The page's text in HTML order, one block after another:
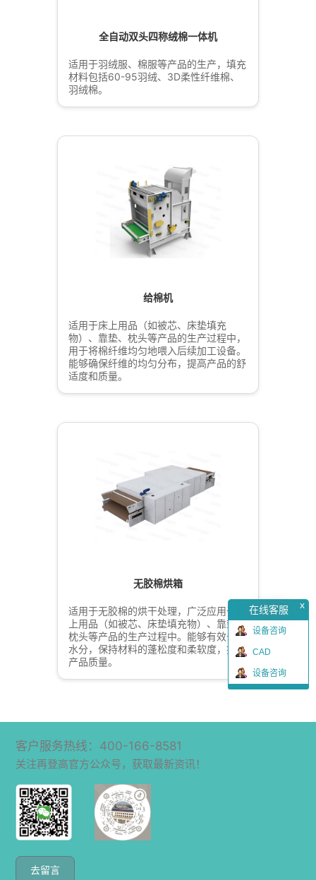
在线客服 x
设备咨询
CAD
设备咨询
全自动双头四称绒棉一体机
适用于羽绒服、棉服等产品的生产，填充
材料包括60-95羽绒、3D柔性纤维棉、
羽绒棉。
给棉机
适用于床上用品（如被芯、床垫填充
物）、靠垫、枕头等产品的生产过程中，
用于将棉纤维均匀地喂入后续加工设备。
能够确保纤维的均匀分布，提高产品的舒
适度和质量。
无胶棉烘箱
适用于无胶棉的烘干处理，广泛应用于床
上用品（如被芯、床垫填充物）、靠垫、
枕头等产品的生产过程中。能够有效去除
水分，保持材料的蓬松度和柔软度，提升
产品质量。
客户服务热线：400-166-8581
关注再登高官方公众号，获取最新资讯！
去留言